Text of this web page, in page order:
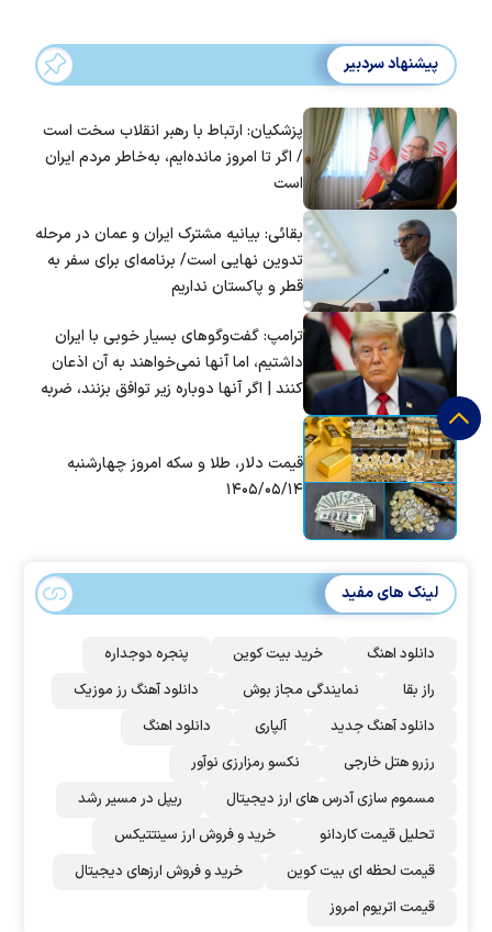
پیشنهاد سردبیر
پزشکیان: ارتباط با رهبر انقلاب سخت است
/ اگر تا امروز مانده‌ایم، به‌خاطر مردم ایران
است
بقائی: بیانیه مشترک ایران و عمان در مرحله
تدوین نهایی است/ برنامه‌ای برای سفر به
قطر و پاکستان نداریم
ترامپ: گفت‌و‌گو‌های بسیار خوبی با ایران
داشتیم، اما آنها نمی‌خواهند به آن اذعان
کنند | اگر آنها دوباره زیر توافق بزنند، ضربه
قیمت دلار، طلا و سکه امروز چهارشنبه
۱۴۰۵/۰۵/۱۴
لینک های مفید
دانلود اهنگ خرید بیت کوین
پنجره دوجداره
راز بقا
نمایندگی مجاز بوش
دانلود آهنگ رز‌ موزیک
دانلود آهنگ جدید
آلپاری
دانلود اهنگ
رزرو هتل خارجی
نکسو رمزارزی نوآور
مسموم سازی آدرس های ارز دیجیتال
ریپل در مسیر رشد
تحلیل قیمت کاردانو
خرید و فروش ارز سینتتیکس
قیمت لحظه ای بیت کوین
خرید و فروش ارزهای دیجیتال
قیمت اتریوم امروز